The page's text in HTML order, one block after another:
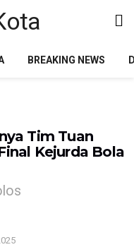
BREAKING NEWS
Tim Tuan
Kejurda Bola